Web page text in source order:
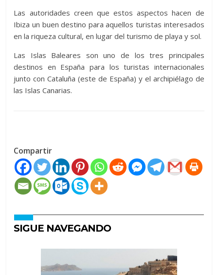
Las autoridades creen que estos aspectos hacen de
Ibiza un buen destino para aquellos turistas interesados
en la riqueza cultural, en lugar del turismo de playa y sol.
Las Islas Baleares son uno de los tres principales
destinos en España para los turistas internacionales
junto con Cataluña (este de España) y el archipiélago de
las Islas Canarias.
Compartir
SIGUE NAVEGANDO